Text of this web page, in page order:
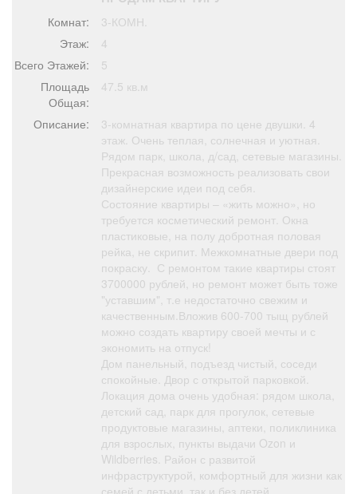
Обучение
Я - пенсионер
Комнат:
3-КОМН.
Этаж:
4
Всего Этажей:
5
Площадь
Общая:
47.5 кв.м
Описание:
3-комнатная квартира по цене двушки. 4
этаж. Очень теплая, солнечная и уютная.
Рядом парк, школа, д/сад, сетевые магазины.
Прекрасная возможность реализовать свои
дизайнерские идеи под себя.
Состояние квартиры – «жить можно», но
требуется косметический ремонт. Окна
пластиковые, на полу добротная половая
рейка, не скрипит. Межкомнатные двери под
покраску. С ремонтом такие квартиры стоят
3700000 рублей, но ремонт может быть тоже
"уставшим", т.е недостаточно свежим и
качественным.Вложив 600-700 тыщ рублей
можно создать квартиру своей мечты и с
экономить на отпуск!
Дом панельный, подъезд чистый, соседи
спокойные. Двор с открытой парковкой.
Локация дома очень удобная: рядом школа,
детский сад, парк для прогулок, сетевые
продуктовые магазины, аптеки, поликлиника
для взрослых, пункты выдачи Ozon и
Wildberries. Район с развитой
инфраструктурой, комфортный для жизни как